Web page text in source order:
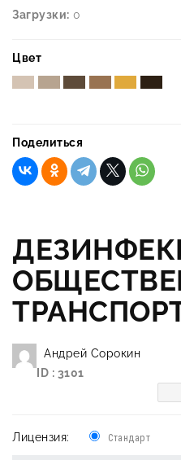
Загрузки: 0
Цвет
Поделиться
Андрей Сорокин
ID : 3101
Лицензия: Стандарт